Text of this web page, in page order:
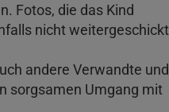
Fotos, die das Kind
nicht weitergeschickt
andere Verwandte und
sorgsamen Umgang mit